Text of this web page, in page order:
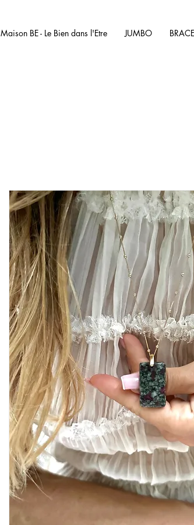
Maison BE - Le Bien dans l'Etre JUMBO